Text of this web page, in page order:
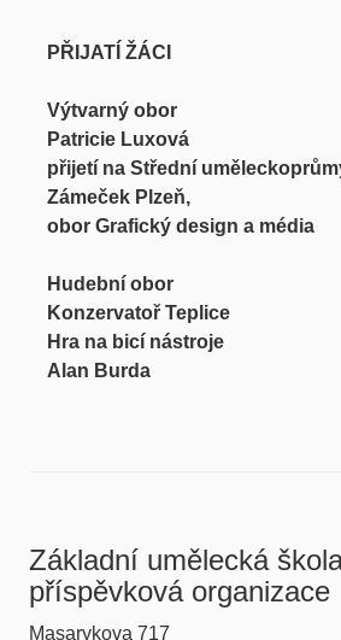
PŘIJATÍ ŽÁCI
Výtvarný obor
Patricie Luxová
přijetí na Střední
Zámeček Plzeň,
obor Grafický design a média
Hudební obor
Konzervatoř Teplice
Hra na bicí nástroje
Alan Burda
Základní umělecká
příspěvková organizace
Masarykova 717